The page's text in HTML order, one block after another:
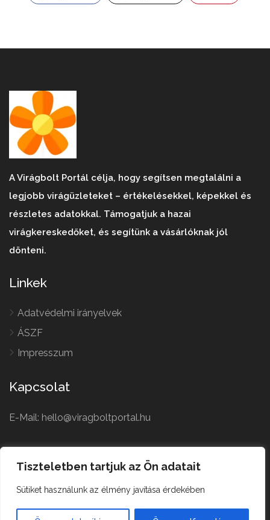
Tiszteletben tartjuk az Ön adatait
Sütiket használunk az élmény javítása érdekében
A Virágbolt Portál célja, hogy segítsen megtalálni a
legjobb virágüzleteket – értékelésekkel, képekkel és
részletes adatokkal. Támogatjuk a hazai
virágkereskedőket, és segítünk a vásárlóknak jól
dönteni.
Linkek
Adatvédelmi irányelvek
ÁSZF
Impresszum
Kapcsolat
E-Mail: hello@viragboltportal.hu
English
German
Czech